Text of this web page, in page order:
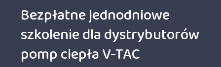
Bezpłatne jednodniowe
szkolenie dla dystrybutorów
pomp ciepła V-TAC